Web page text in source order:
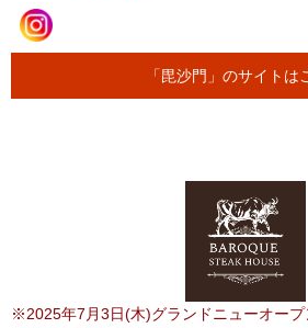
「毘沙門」のサイトは
※2025年7月3日(木)グランドニューオープ